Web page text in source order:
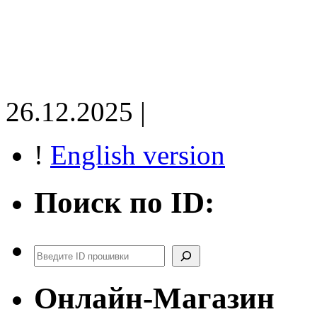
26.12.2025 |
! English version
Поиск по ID:
Поиск
Онлайн-Магазин